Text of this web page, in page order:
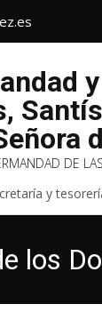
DE
y
los